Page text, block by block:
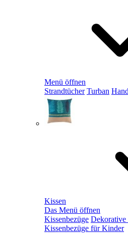
Menü öffnen
Strandtücher Turban
Kissen
Das Menü öffnen
Kissenbezüge Dekorative
Kissenbezüge für Kinder